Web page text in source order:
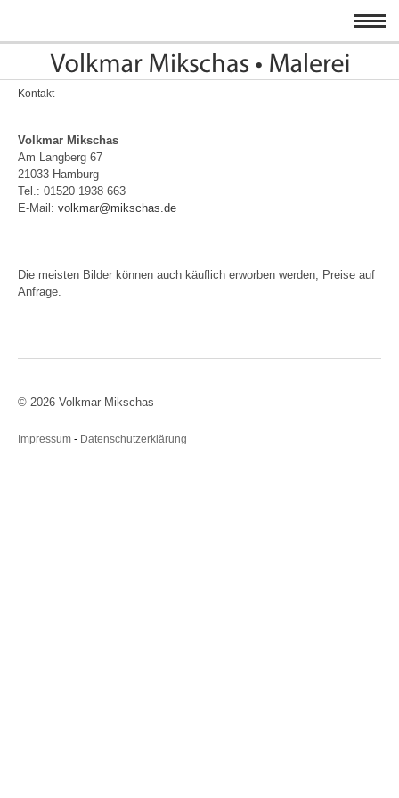
Kontakt
Volkmar Mikschas
Am Langberg 67
21033 Hamburg
Tel.: 01520 1938 663
E-Mail: volkmar@mikschas.de
Die meisten Bilder können auch käuflich erworben werden, Preise auf
Anfrage.
© 2026 Volkmar Mikschas
Impressum - Datenschutzerklärung